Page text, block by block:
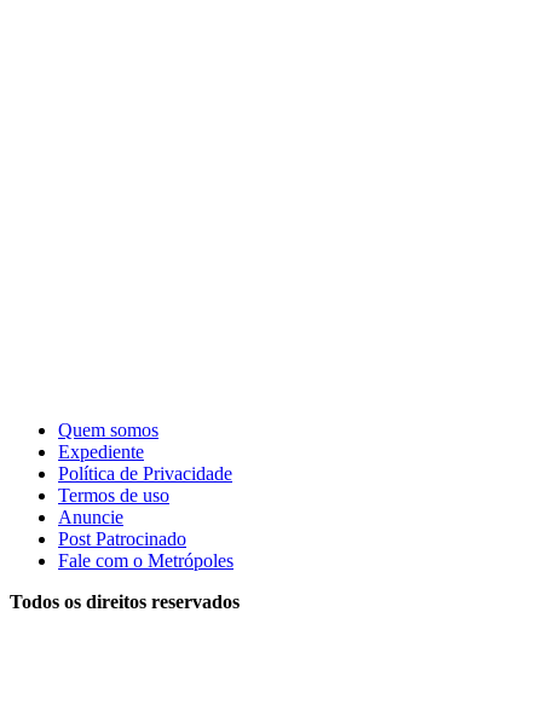
Quem somos
Expediente
Política de Privacidade
Termos de uso
Anuncie
Post Patrocinado
Fale com o Metrópoles
Todos os direitos reservados